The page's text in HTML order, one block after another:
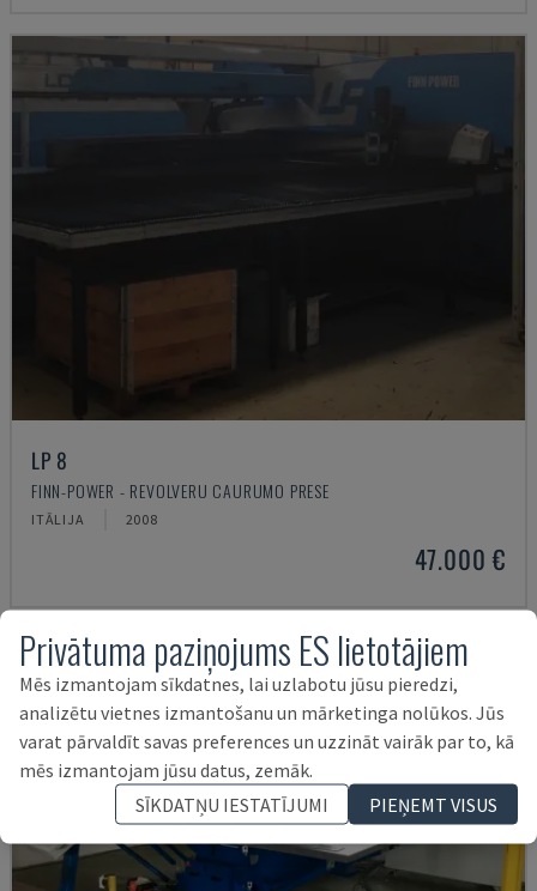
LP 8
FINN-POWER - REVOLVERU CAURUMO PRESE
ITĀLIJA 2008
47.000 €
Privātuma paziņojums ES lietotājiem
Mēs izmantojam sīkdatnes, lai uzlabotu jūsu pieredzi,
analizētu vietnes izmantošanu un mārketinga nolūkos. Jūs
varat pārvaldīt savas preferences un uzzināt vairāk par to, kā
mēs izmantojam jūsu datus, zemāk.
SĪKDATŅU IESTATĪJUMI
PIEŅEMT VISUS